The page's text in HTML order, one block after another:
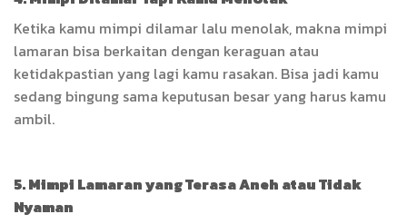
Ketika kamu mimpi dilamar lalu menolak, makna mimpi
lamaran bisa berkaitan dengan keraguan atau
ketidakpastian yang lagi kamu rasakan. Bisa jadi kamu
sedang bingung sama keputusan besar yang harus kamu
ambil.
5. Mimpi Lamaran yang Terasa Aneh atau Tidak
Nyaman